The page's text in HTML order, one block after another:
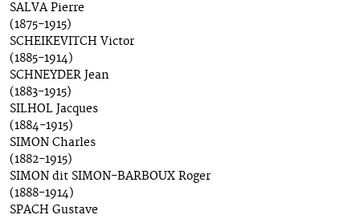
SALVA Pierre
(1875-1915)
SCHEIKEVITCH Victor
(1885-1914)
SCHNEYDER Jean
(1883-1915)
SILHOL Jacques
(1884-1915)
SIMON Charles
(1882-1915)
SIMON dit SIMON-BARBOUX Roger
(1888-1914)
SPACH Gustave